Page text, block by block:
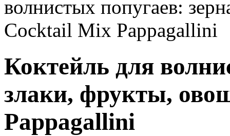
волнистых попугаев:
Cocktail Mix Pappagallini
Коктейль для
злаки, фрукты,
Pappagallini